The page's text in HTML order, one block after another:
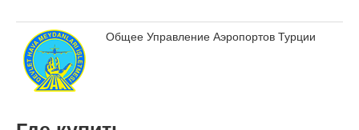
Общее Управление Аэропортов Турции